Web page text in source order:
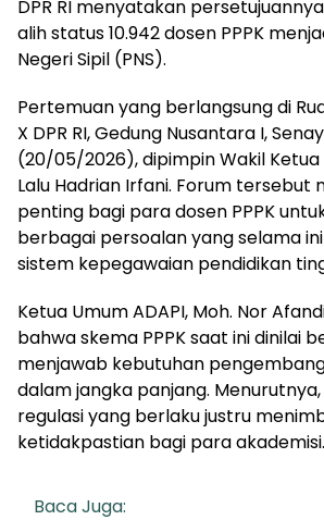
DPR RI menyatakan
alih status 10.942 dosen PPPK
Negeri Sipil (PNS).
Pertemuan yang berlangsung di
X DPR RI, Gedung Nusantara I,
(20/05/2026), dipimpin Wakil Ketua
Lalu Hadrian Irfani. Forum tersebut
penting bagi para dosen PPPK
berbagai persoalan yang selama
sistem kepegawaian pendidikan
Ketua Umum ADAPI, Moh. Nor
bahwa skema PPPK saat ini dinilai
menjawab kebutuhan
dalam jangka panjang.
regulasi yang berlaku justru
ketidakpastian bagi para akademisi.
Baca Juga: